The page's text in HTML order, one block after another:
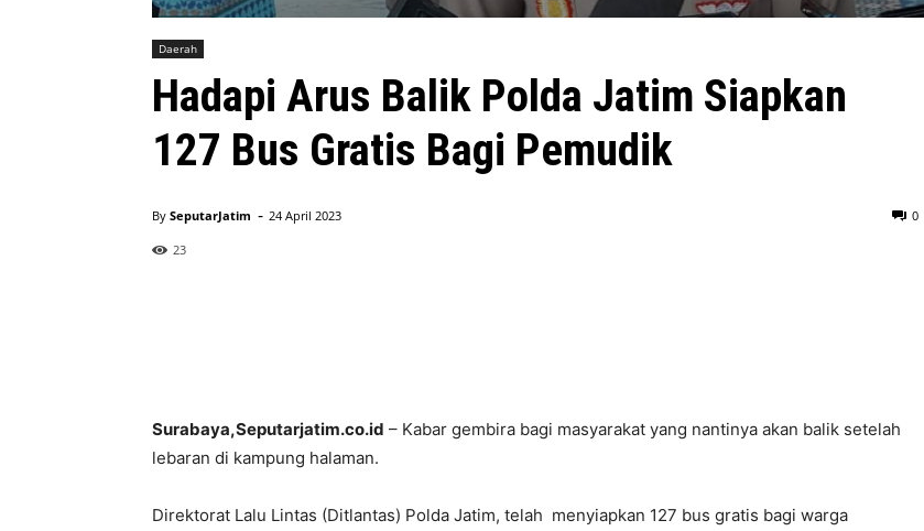
Daerah
Hadapi Arus Balik Polda Jatim Siapkan
127 Bus Gratis Bagi Pemudik
By SeputarJatim - 0
24 April 2023
23
Surabaya,Seputarjatim.co.id – Kabar gembira bagi masyarakat yang nantinya akan balik setelah
lebaran di kampung halaman.
Direktorat Lalu Lintas (Ditlantas) Polda Jatim, telah menyiapkan 127 bus gratis bagi warga